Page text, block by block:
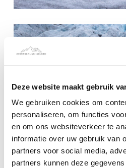
Deze website maakt gebruik
We gebruiken cookies om
personaliseren, om functies
en om ons websiteverkeer te
informatie over uw gebruik van
partners voor social media,
partners kunnen deze